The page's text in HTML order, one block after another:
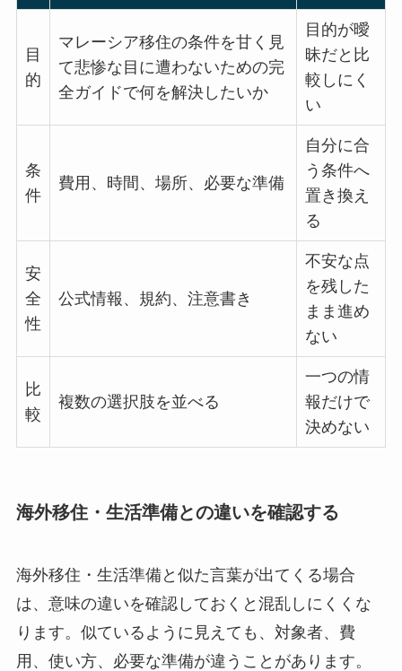
目
的
マレーシア移住の条件を甘く見
て悲惨な目に遭わないための完
全ガイドで何を解決したいか
目的が曖
昧だと比
較しにく
い
条
件
費用、時間、場所、必要な準備
自分に合
う条件へ
置き換え
る
安
全
性
公式情報、規約、注意書き
不安な点
を残した
まま進め
ない
比
較
複数の選択肢を並べる
一つの情
報だけで
決めない
海外移住・生活準備との違いを確認する
海外移住・生活準備と似た言葉が出てくる場合
は、意味の違いを確認しておくと混乱しにくくな
ります。似ているように見えても、対象者、費
用、使い方、必要な準備が違うことがあります。